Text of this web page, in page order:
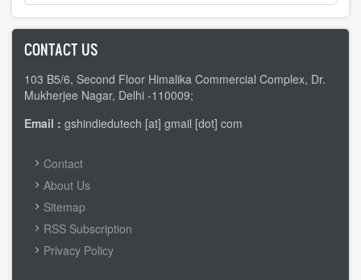
CONTACT US
103 B5/6, Second Floor Himalika Commercial Complex, Dr.
Mukherjee Nagar, Delhi -110009;
Email : gshindiedutech [at] gmail [dot] com
FOOTER
MENU
Contact
About Us
Sitemap
RSS Subscription
Privacy Policy